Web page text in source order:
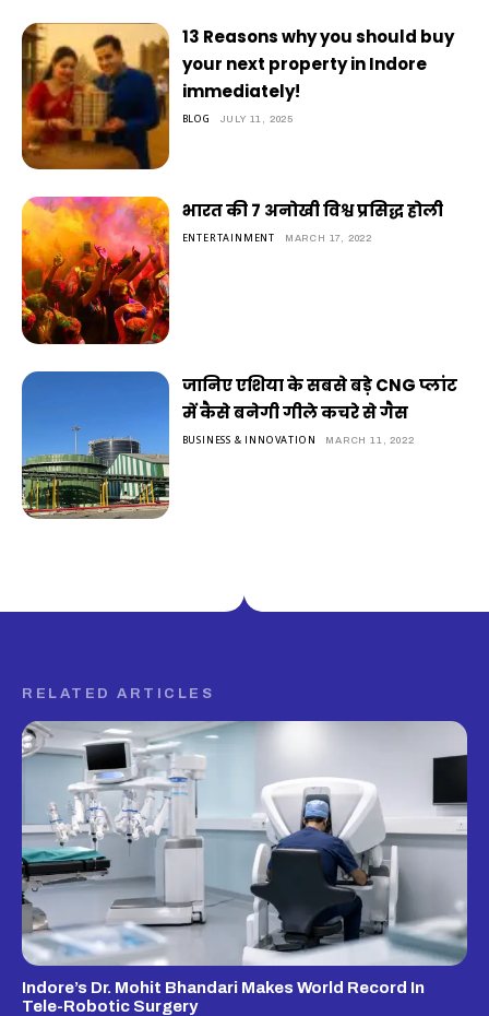
13 Reasons why you should buy
your next property in Indore
immediately!
BLOG JULY 11, 2025
भारत की 7 अनोखी विश्व प्रसिद्ध होली
ENTERTAINMENT MARCH 17, 2022
जानिए एशिया के सबसे बड़े CNG प्लांट
में कैसे बनेगी गीले कचरे से गैस
BUSINESS & INNOVATION MARCH 11, 2022
RELATED ARTICLES
Indore’s Dr. Mohit Bhandari Makes World Record In
Tele-Robotic Surgery